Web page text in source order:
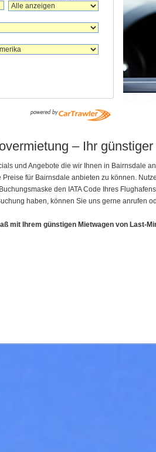
– Ihr
und Angebote die wir Ihnen in Bairnsdale
Preise für Bairnsdale anbieten zu können.
den IATA Code Ihres
haben, können Sie uns gerne anrufen
mit Ihrem günstigen Mietwagen von Last-